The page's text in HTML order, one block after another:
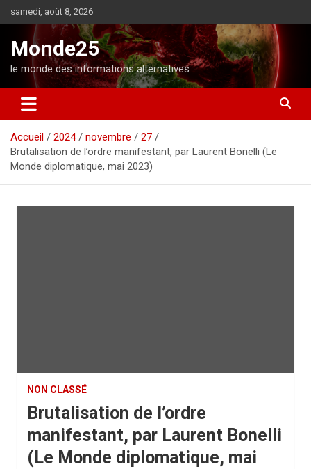
l
o
n
samedi, août 8, 2026
Monde25
le monde des informations alternatives
Accueil 2024 novembre
27
Brutalisation de l’ordre manifestant, par Laurent Bonelli (Le
Monde diplomatique, mai 2023)
NON CLASSÉ
Brutalisation de l’ordre
manifestant, par Laurent Bonelli
(Le Monde diplomatique, mai